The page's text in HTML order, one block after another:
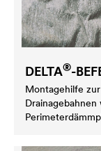
DELTA®-
Montagehilfe
Drainagebahnen